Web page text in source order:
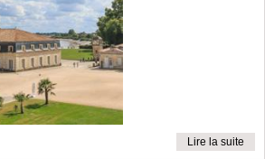
Lire la suite